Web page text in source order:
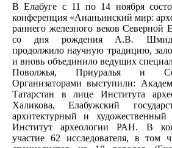
В Елабуге с 11 по 14 ноября
конференция «Ананьинский мир:
раннего железного веков Северной
со дня рождения А.В.
продолжило научную традицию,
и вновь объединило ведущих
Поволжья, Приуралья и
Организаторами выступили:
Татарстан в лице Института
Халикова, Елабужский
архитектурный и художественный
Институт археологии РАН. В
участие 62 исследователя, в том